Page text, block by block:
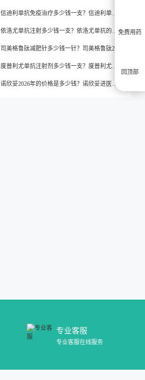
信迪利单抗免疫治疗多少钱一支？信迪利单抗免疫治疗的价格约为2843元一支
依洛尤单抗注射多少钱一支？依洛尤单抗的价格一般在500元到1000元之间一支
司美格鲁肽减肥针多少钱一针？司美格鲁肽2026价格
度普利尤单抗注射剂多少钱一支？度普利尤单抗一支价格约为3160元
诺欣妥2026年的价格是多少钱？诺欣妥进医保了吗？
专业客服
专业客服在线服务
免费用药
回顶部